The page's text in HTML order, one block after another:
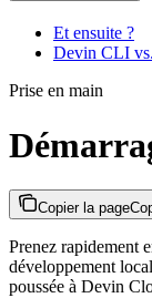
Et ensuite ?
Devin CLI
Prise en main
Copier la page
Prenez rapidement
développement
poussée à Devin